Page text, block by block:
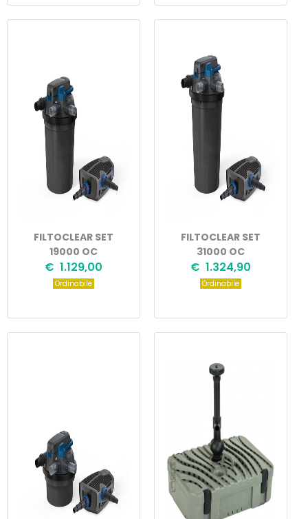
FILTOCLEAR SET
19000 OC
€ 1.129,00
Ordinabile
FILTOCLEAR SET
31000 OC
€ 1.324,90
Ordinabile